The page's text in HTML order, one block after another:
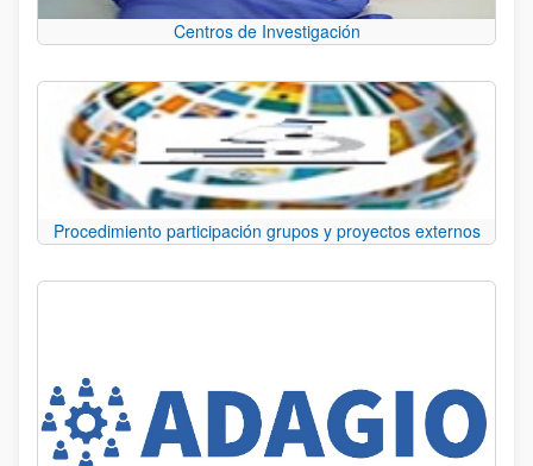
Centros de Investigación
Procedimiento participación grupos y proyectos externos